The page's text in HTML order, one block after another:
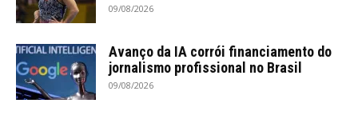
09/08/2026
Avanço da IA corrói financiamento do
jornalismo profissional no Brasil
09/08/2026